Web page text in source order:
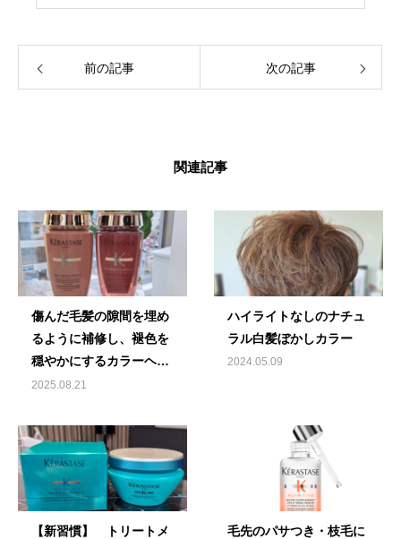
前の記事 次の記事
関連記事
傷んだ毛髪の隙間を埋め
るように補修し、褪色を
穏やかにするカラーヘア
専用シャンプー♪
2025.08.21
ハイライトなしのナチュ
ラル白髪ぼかしカラー
2024.05.09
【新習慣】 トリートメ 毛先のパサつき・枝毛に